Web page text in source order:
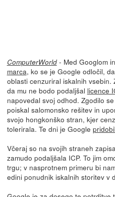
ComputerWorld- Med Googlom
marca, ko se je Google odločil,
oblasti cenzuriral iskalnih
da mu ne bodo podaljšal licence
napovedal svoj odhod. Zgodilo
poiskal salomonsko rešitev in
svojo hongkonško stran, kjer
tolerirala. Te dni je Google
Včeraj so na svojih straneh
zamudo podaljšala ICP. To jim
trgu; v nasprotnem primeru bi
edini ponudnik iskalnih storitev v